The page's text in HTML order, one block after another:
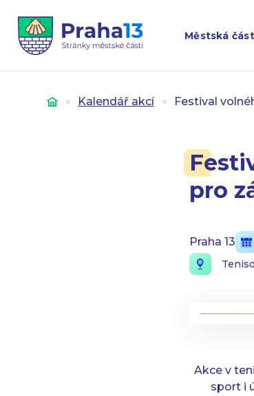
Městská část
Úvod Kalendář akcí Festival
pro
Praha 13
Akce v
sport i